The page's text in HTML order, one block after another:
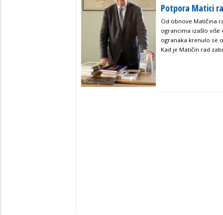
Potpora Matici
Od obnove Matičina
ograncima izašlo više
ogranaka krenulo se
Kad je Matičin rad